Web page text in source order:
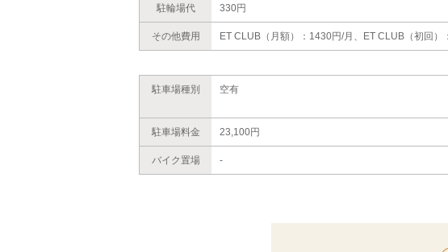
駐輪場代 330円
その他費用 ET CLUB（月額）：1430円/月、ET CLUB（初回）
駐車場種別 空有
駐車場料金 23,100円
バイク置場 -